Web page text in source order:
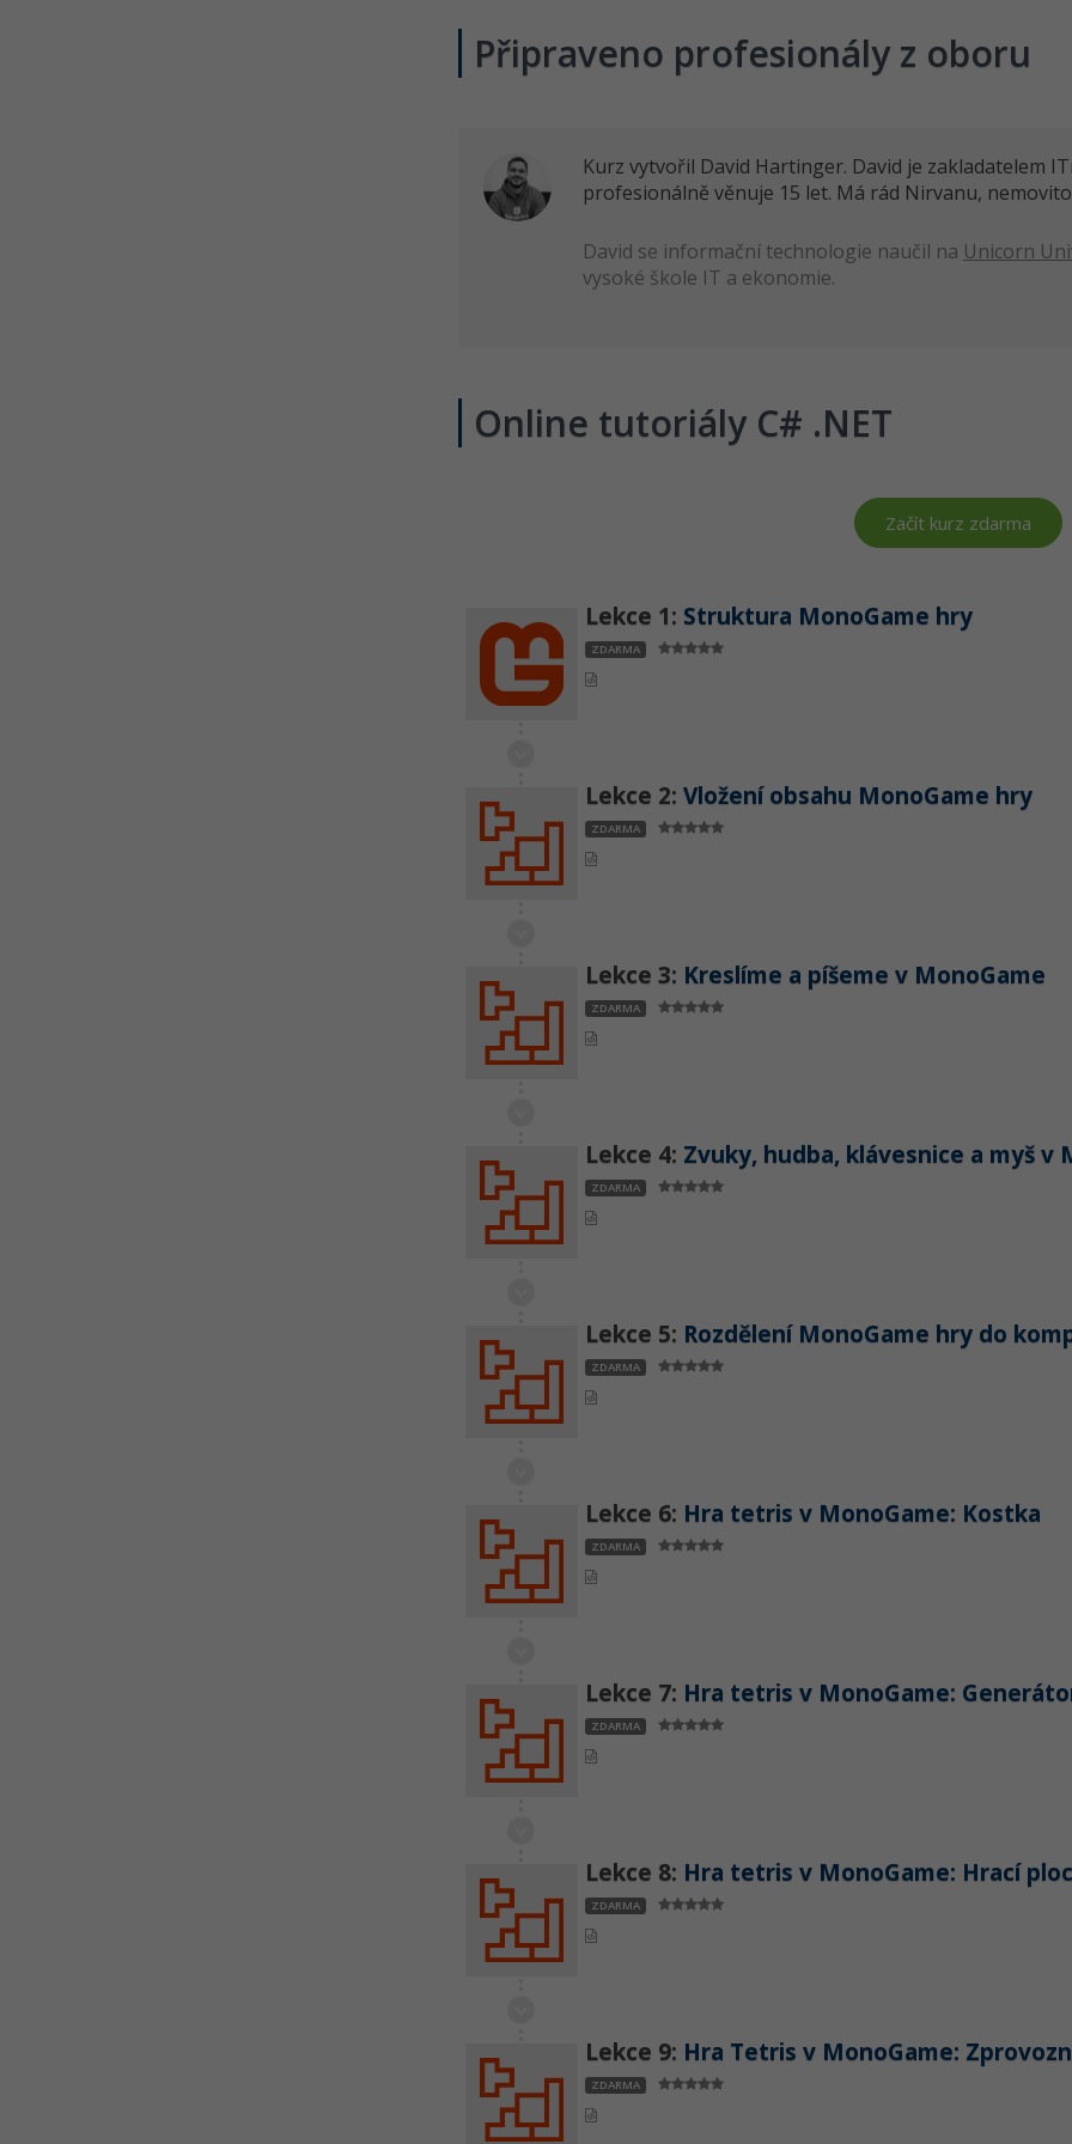
Připraveno profesionály z oboru
Kurz vytvořil David Hartinger. David je zakladatelem
profesionálně věnuje 15 let. Má rád Nirvanu,
David se informační technologie naučil na Unicorn
vysoké škole IT a ekonomie.
Online tutoriály C# .NET
Začít kurz zdarma
Lekce 1: Struktura MonoGame hry
ZDARMA
Lekce 2: Vložení obsahu MonoGame hry
ZDARMA
Lekce 3: Kreslíme a píšeme v MonoGame
ZDARMA
Lekce 4: Zvuky, hudba, klávesnice a myš v
ZDARMA
Lekce 5: Rozdělení MonoGame hry do
ZDARMA
Lekce 6: Hra tetris v MonoGame: Kostka
ZDARMA
Lekce 7: Hra tetris v MonoGame:
ZDARMA
Lekce 8: Hra tetris v MonoGame: Hrací
ZDARMA
Lekce 9: Hra Tetris v MonoGame:
ZDARMA